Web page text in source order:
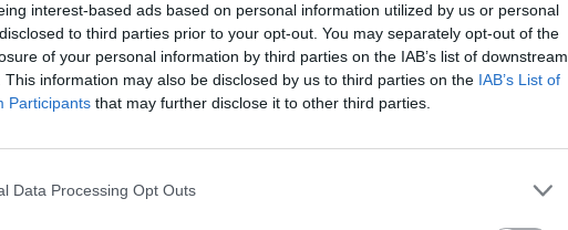
interest-based ads based on personal information utilized by us or personal
to third parties prior to your opt-out. You may separately opt-out of the
of your personal information by third parties on the IAB’s list of downstream
This information may also be disclosed by us to third parties on the IAB’s List of
Participants that may further disclose it to other third parties.
Data Processing Opt Outs